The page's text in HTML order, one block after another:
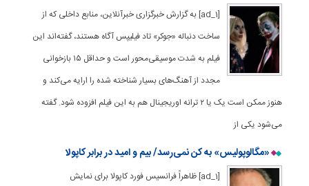
[ad_1] به گزارش خبرگزاری خبرآنلاین، منابع داخلی که از
ساخت دنباله «جوکر» تاد فیلیپس آگاه هستند، گفته‌اند این
فیلم به شدت موسیقی‌محور است و حداقل ۱۵ بازخوانی
مجدد از آهنگ‌های بسیار شناخته شده را ارایه می‌کند و
هنوز ممکن است یک یا ۲ ترانه اوریجینال هم به این فیلم افزوده شود. گفته
می‌شود یکی از
«مگالوپولیس» به کن نمی‌رسد/ بیم و امید در برابر کاپولا
[ad_1] ظاهراً فرانسیس فورد کاپولا برای نمایش